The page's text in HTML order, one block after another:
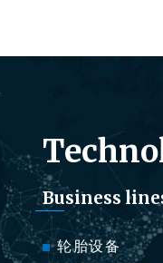
Business
轮胎设备